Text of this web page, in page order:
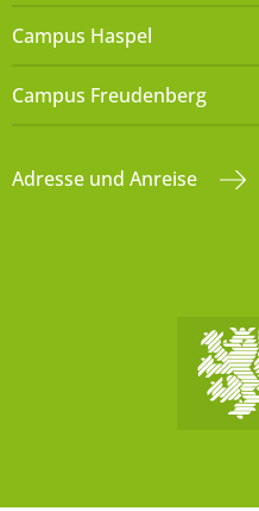
Campus Haspel
Campus Freudenberg
Adresse und Anreise